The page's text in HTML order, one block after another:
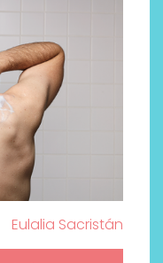
Eulalia Sacristán